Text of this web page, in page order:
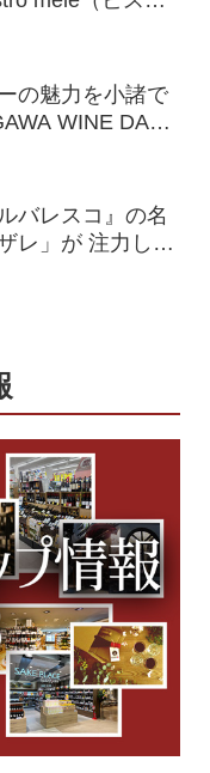
の魅力を小諸で
WINE DAYS
バレスコ』の名
レ」が 注力し